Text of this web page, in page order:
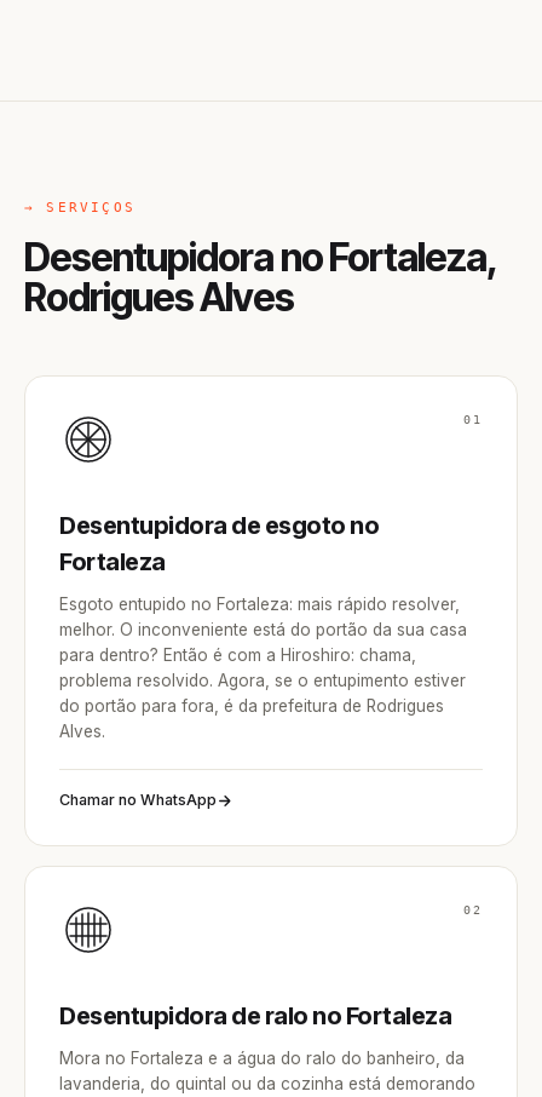
→ SERVIÇOS
Desentupidora no Fortaleza,
Rodrigues Alves
01
Desentupidora de esgoto no
Fortaleza
Esgoto entupido no Fortaleza: mais rápido resolver,
melhor. O inconveniente está do portão da sua casa
para dentro? Então é com a Hiroshiro: chama,
problema resolvido. Agora, se o entupimento estiver
do portão para fora, é da prefeitura de Rodrigues
Alves.
Chamar no WhatsApp
02
Desentupidora de ralo no Fortaleza
Mora no Fortaleza e a água do ralo do banheiro, da
lavanderia, do quintal ou da cozinha está demorando